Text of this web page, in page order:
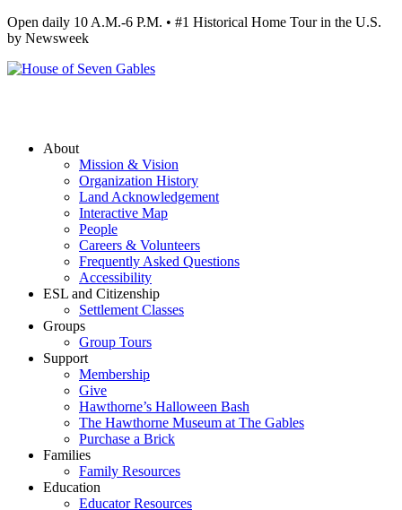
Open daily 10 A.M.-6 P.M. • #1 Historical Home Tour in the U.S.
by Newsweek
About
Mission & Vision
Organization History
Land Acknowledgement
Interactive Map
People
Careers & Volunteers
Frequently Asked Questions
Accessibility
ESL and Citizenship
Settlement Classes
Groups
Group Tours
Support
Membership
Give
Hawthorne’s Halloween Bash
The Hawthorne Museum at The Gables
Purchase a Brick
Families
Family Resources
Education
Educator Resources